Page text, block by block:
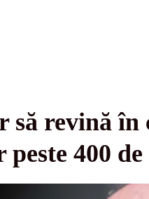
să revină
peste 400